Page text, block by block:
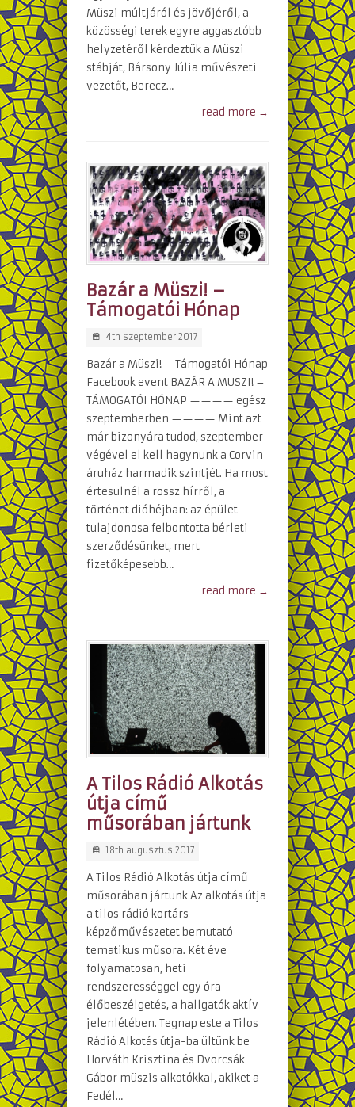
Müszi múltjáról és jövőjéről, a
közösségi terek egyre aggasztóbb
helyzetéről kérdeztük a Müszi
stábját, Bársony Júlia művészeti
vezetőt, Berecz…
read more →
Bazár a Müszi! –
Támogatói Hónap
4th szeptember 2017
Bazár a Müszi! – Támogatói Hónap
Facebook event BAZÁR A MÜSZI! –
TÁMOGATÓI HÓNAP ———— egész
szeptemberben ———— Mint azt
már bizonyára tudod, szeptember
végével el kell hagynunk a Corvin
áruház harmadik szintjét. Ha most
értesülnél a rossz hírről, a
történet dióhéjban: az épület
tulajdonosa felbontotta bérleti
szerződésünket, mert
fizetőképesebb…
read more →
A Tilos Rádió Alkotás
útja című
műsorában jártunk
18th augusztus 2017
A Tilos Rádió Alkotás útja című
műsorában jártunk Az alkotás útja
a tilos rádió kortárs
képzőművészetet bemutató
tematikus műsora. Két éve
folyamatosan, heti
rendszerességgel egy óra
élőbeszélgetés, a hallgatók aktív
jelenlétében. Tegnap este a Tilos
Rádió Alkotás útja-ba ültünk be
Horváth Krisztina és Dvorcsák
Gábor müszis alkotókkal, akiket a
Fedél…